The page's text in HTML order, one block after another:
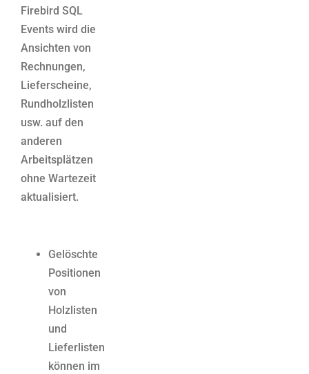
Firebird SQL
Events wird die
Ansichten von
Rechnungen,
Lieferscheine,
Rundholzlisten
usw. auf den
anderen
Arbeitsplätzen
ohne Wartezeit
aktualisiert.
Gelöschte
Positionen
von
Holzlisten
und
Lieferlisten
können im